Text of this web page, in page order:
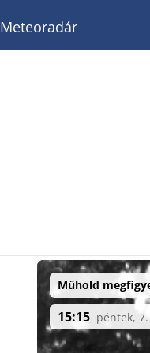
Meteoradár
Műhold
15:15 péntek,